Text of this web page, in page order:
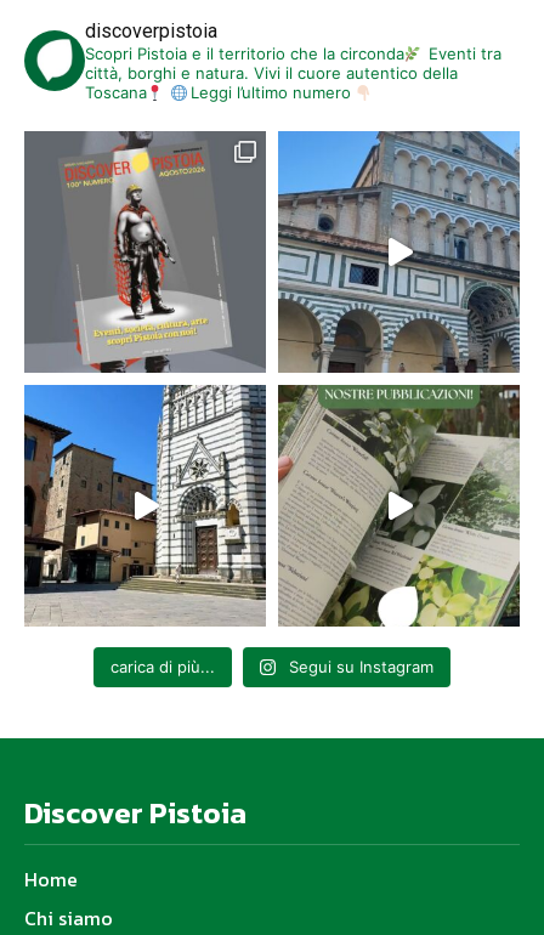
discoverpistoia
Scopri Pistoia e il territorio che la circonda
Eventi tra
città, borghi e natura. Vivi il cuore autentico della
Toscana
Leggi l’ultimo numero
carica di più... Segui su Instagram
Discover Pistoia
Home
Chi siamo